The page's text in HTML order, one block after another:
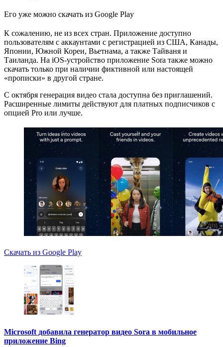
Его уже можно скачать из Google Play
К сожалению, не из всех стран. Приложение доступно
пользователям с аккаунтами с регистрацией из США, Канады,
Японии, Южной Кореи, Вьетнама, а также Тайваня и
Таиланда. На iOS-устройство приложение Sora также можно
скачать только при наличии фиктивной или настоящей
«прописки» в другой стране.
С октября генерация видео стала доступна без приглашений.
Расширенные лимиты действуют для платных подписчиков с
опцией Pro или лучше.
Скачать из Google Play
Microsoft добавила генератор видео Sora в мобильное
приложение Bing